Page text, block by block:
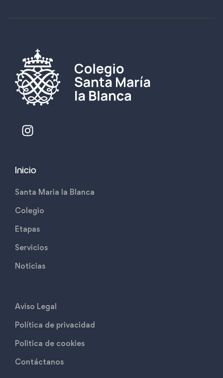
Inicio
Santa Maria la Blanca
Colegio
Etapas
Servicios
Noticias
Aviso Legal
Política de privacidad
Politica de cookies
Contáctanos